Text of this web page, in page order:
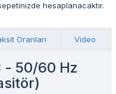
hesaplanacaktır.
Oranları Video
- 50/60 Hz